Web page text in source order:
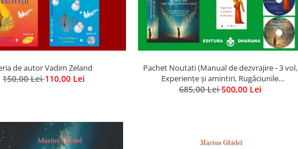
de autor Vadim Zeland
150,00 Lei110,00 Lei
Pachet Noutati (Manual de dezvrajire - 3 vol,
Experiențe și amintiri, Rugăciunile
Luceafarului de dimineata) - Marius Ghidel
685,00 Lei500,00 Lei